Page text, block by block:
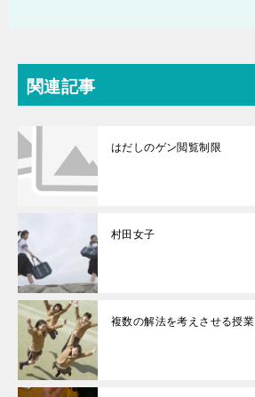
関連記事
はだしのゲン閲覧制限
村田女子
複数の解法を考えさせる授業